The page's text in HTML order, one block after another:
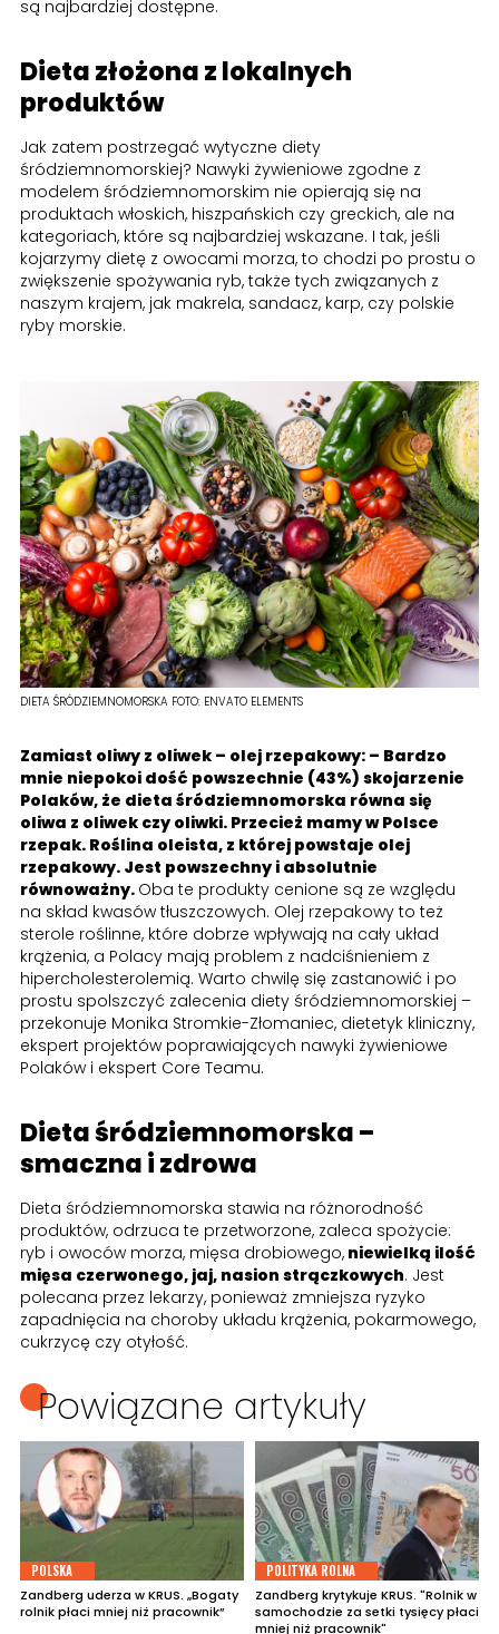
są najbardziej dostępne.
Dieta złożona z lokalnych
produktów
Jak zatem postrzegać wytyczne diety
śródziemnomorskiej? Nawyki żywieniowe zgodne z
modelem śródziemnomorskim nie opierają się na
produktach włoskich, hiszpańskich czy greckich, ale na
kategoriach, które są najbardziej wskazane. I tak, jeśli
kojarzymy dietę z owocami morza, to chodzi po prostu o
zwiększenie spożywania ryb, także tych związanych z
naszym krajem, jak makrela, sandacz, karp, czy polskie
ryby morskie.
DIETA ŚRÓDZIEMNOMORSKA FOTO: ENVATO ELEMENTS
Zamiast oliwy z oliwek – olej rzepakowy: – Bardzo
mnie niepokoi dość powszechnie (43%) skojarzenie
Polaków, że dieta śródziemnomorska równa się
oliwa z oliwek czy oliwki. Przecież mamy w Polsce
rzepak. Roślina oleista, z której powstaje olej
rzepakowy. Jest powszechny i absolutnie
równoważny. Oba te produkty cenione są ze względu
na skład kwasów tłuszczowych. Olej rzepakowy to też
sterole roślinne, które dobrze wpływają na cały układ
krążenia, a Polacy mają problem z nadciśnieniem z
hipercholesterolemią. Warto chwilę się zastanowić i po
prostu spolszczyć zalecenia diety śródziemnomorskiej –
przekonuje Monika Stromkie-Złomaniec, dietetyk kliniczny,
ekspert projektów poprawiających nawyki żywieniowe
Polaków i ekspert Core Teamu.
Dieta śródziemnomorska –
smaczna i zdrowa
Dieta śródziemnomorska stawia na różnorodność
produktów, odrzuca te przetworzone, zaleca spożycie:
ryb i owoców morza, mięsa drobiowego, niewielką ilość
mięsa czerwonego, jaj, nasion strączkowych. Jest
polecana przez lekarzy, ponieważ zmniejsza ryzyko
zapadnięcia na choroby układu krążenia, pokarmowego,
cukrzycę czy otyłość.
Powiązane artykuły
POLSKA
Zandberg uderza w KRUS. „Bogaty
rolnik płaci mniej niż pracownik”
POLITYKA ROLNA
Zandberg krytykuje KRUS. "Rolnik w
samochodzie za setki tysięcy płaci
mniej niż pracownik"